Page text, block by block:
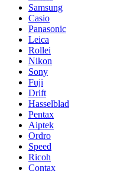
Samsung
Casio
Panasonic
Leica
Rollei
Nikon
Sony
Fuji
Drift
Hasselblad
Pentax
Aiptek
Ordro
Speed
Ricoh
Contax